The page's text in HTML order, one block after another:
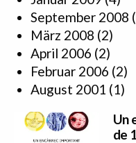
September 2008
März 2008 (2)
April 2006 (2)
Februar 2006 (2)
August 2001 (1)
Un
de